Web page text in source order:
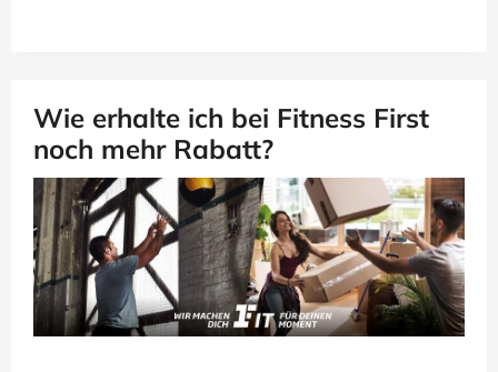
Wie erhalte ich bei Fitness First
noch mehr Rabatt?